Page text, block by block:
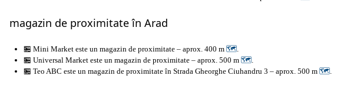
magazin de proximitate în Arad
🏪 Mini Market este un magazin de proximitate – aprox. 400 m 🗺.
🏪 Universal Market este un magazin de proximitate – aprox. 500 m 🗺.
🏪 Teo ABC este un magazin de proximitate în Strada Gheorghe Ciuhandru 3 – aprox. 500 m 🗺.